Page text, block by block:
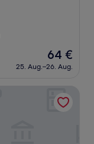
Der
Preis
beträgt
64 €
25. Aug.–26. Aug.